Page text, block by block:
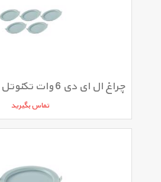
تماس بگیرید